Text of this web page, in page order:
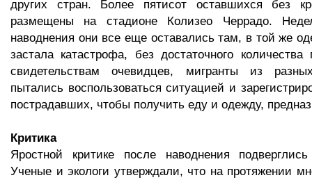
других стран. Более пятисот оставшихся без
размещены на стадионе Колизео Черрадо.
наводнения они все еще оставались там, в той же
застала катастрофа, без достаточного
свидетельствам очевидцев, мигранты из
пытались воспользоваться ситуацией и
пострадавших, чтобы получить еду и одежду,
Критика
Яростной критике после наводнения
Ученые и экологи утверждали, что на протяжении